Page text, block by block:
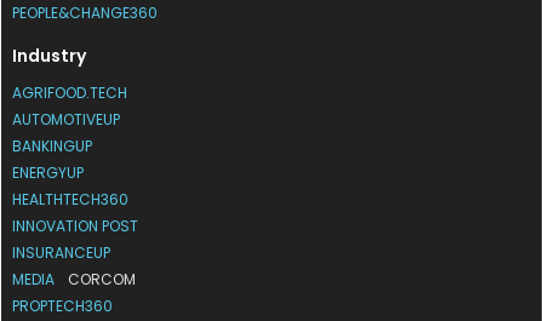
PEOPLE&CHANGE360
Industry
AGRIFOOD.TECH
AUTOMOTIVEUP
BANKINGUP
ENERGYUP
HEALTHTECH360
INNOVATION POST
INSURANCEUP
MEDIA
CORCOM
PROPTECH360